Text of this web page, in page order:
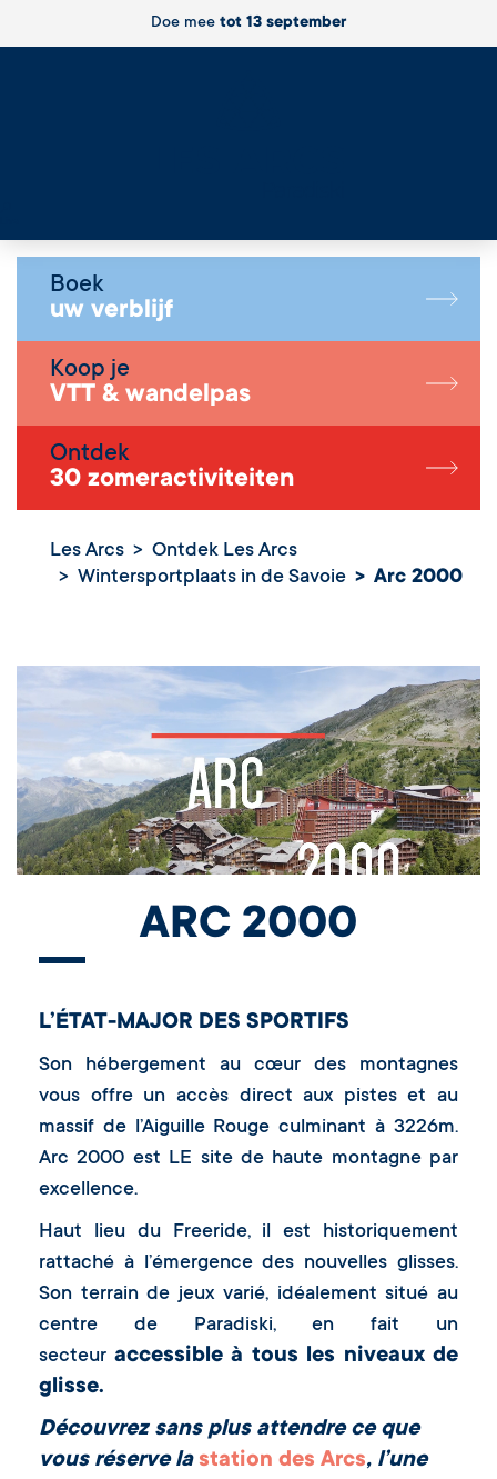
Doe mee tot 13 september
Boek
uw verblijf
Koop je
VTT & wandelpas
Ontdek
30 zomeractiviteiten
Les Arcs
Ontdek Les Arcs
Wintersportplaats in de Savoie
Arc 2000
ARC 2000
L’ÉTAT-MAJOR DES SPORTIFS
Son hébergement au cœur des montagnes
vous offre un accès direct aux pistes et au
massif de l’Aiguille Rouge culminant à 3226m.
Arc 2000 est LE site de haute montagne par
excellence.
Haut lieu du Freeride, il est historiquement
rattaché à l’émergence des nouvelles glisses.
Son terrain de jeux varié, idéalement situé au
centre de Paradiski, en fait un
secteur accessible à tous les niveaux de
glisse.
Découvrez sans plus attendre ce que
vous réserve la station des Arcs, l’une